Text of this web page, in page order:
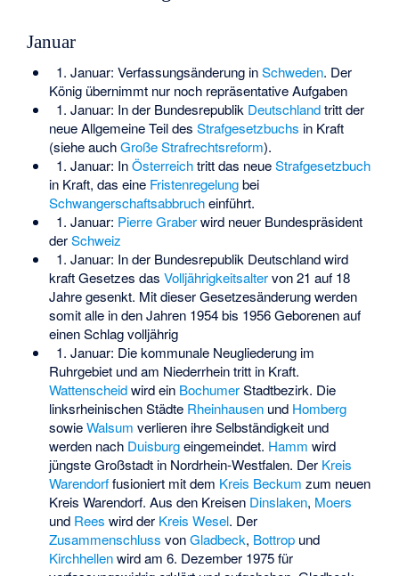
Januar
1. Januar: Verfassungsänderung inSchweden. Der
König übernimmt nur noch repräsentative Aufgaben
1. Januar: In der Bundesrepublik Deutschlandtritt der
neue Allgemeine Teil des Strafgesetzbuchs in Kraft
(siehe auchGroße Strafrechtsreform).
1. Januar: InÖsterreichtritt das neueStrafgesetzbuch
in Kraft, das eine Fristenregelungbei
Schwangerschaftsabbrucheinführt.
1. Januar: Pierre Graberwird neuer Bundespräsident
derSchweiz
1. Januar: In der Bundesrepublik Deutschland wird
kraft Gesetzes das Volljährigkeitsaltervon 21 auf 18
Jahre gesenkt. Mit dieser Gesetzesänderung werden
somit alle in den Jahren 1954 bis 1956 Geborenen auf
einen Schlag volljährig
1. Januar: Die kommunale Neugliederung im
Ruhrgebiet und am Niederrhein tritt in Kraft.
Wattenscheidwird ein BochumerStadtbezirk. Die
linksrheinischen Städte Rheinhausenund Homberg
sowieWalsum verlieren ihre Selbständigkeit und
werden nach Duisburgeingemeindet. Hamm wird
jüngste Großstadt in Nordrhein-Westfalen. Der Kreis
Warendorffusioniert mit dem Kreis Beckum zum neuen
Kreis Warendorf. Aus den Kreisen Dinslaken, Moers
und Rees wird der Kreis Wesel. Der
Zusammenschluss vonGladbeck, Bottropund
Kirchhellenwird am 6. Dezember 1975 für